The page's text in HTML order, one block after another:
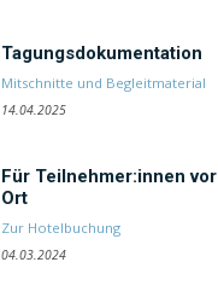
Tagungsdokumentation
Mitschnitte und Begleitmaterial
14.04.2025
Für Teilnehmer:innen vor
Ort
Zur Hotelbuchung
04.03.2024